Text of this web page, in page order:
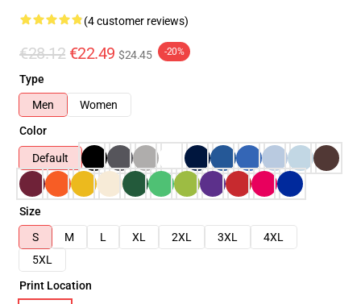
(4 customer reviews)
€28.12 €22.49 $24.45 -20%
Type
Men
Women
Color
Default
Size
S
M L XL 2XL 3XL
4XL
5XL
Print Location